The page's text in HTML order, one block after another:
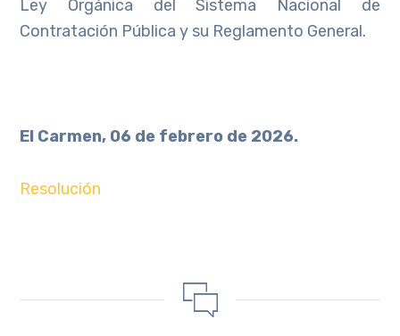
Ley Orgánica del Sistema Nacional de
Contratación Pública y su Reglamento General.
El Carmen, 06 de febrero de 2026.
Resolución